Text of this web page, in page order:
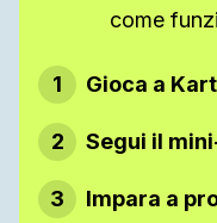
come
1 Gioca a
2 Segui il
3 Impara a